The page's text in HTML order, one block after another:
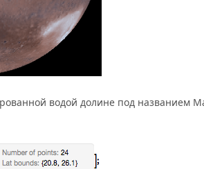
водой долине под названием